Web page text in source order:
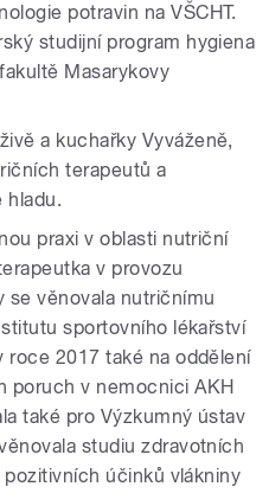
potravin na VŠCHT.
studijní program hygiena
Masarykovy
a kuchařky Vyváženě,
terapeutů a
hladu.
praxi v oblasti nutriční
v provozu
se věnovala nutričnímu
sportovního lékařství
roce 2017 také na oddělení
poruch v nemocnici AKH
také pro Výzkumný ústav
studiu zdravotních
účinků vlákniny